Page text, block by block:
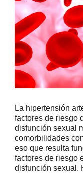
La hipertensión
factores de riesgo
disfunción sexual
comorbilidades
eso que resulta
factores de riesgo
disfunción sexual.